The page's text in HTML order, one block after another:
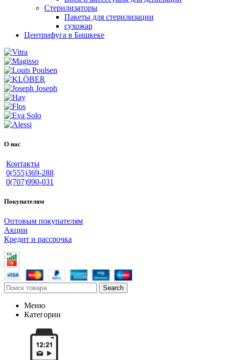
Стерилизаторы
Пакеты для стерилизации
сухожар
Центрифуга в Бишкеке
О нас
Контакты
0(555)369-288
0(707)990-031
Покупателям
Оптовым покупателям
Акции
Кредит и рассрочка
Search
Меню
Категории